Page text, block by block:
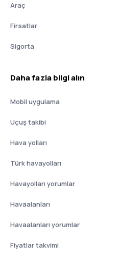
Araç
Firsatlar
Sigorta
Daha fazla bilgi alın
Mobil uygulama
Uçuş takibi
Hava yolları
Türk havayolları
Havayolları yorumlar
Havaalanları
Havaalanları yorumlar
Fiyatlar takvimi